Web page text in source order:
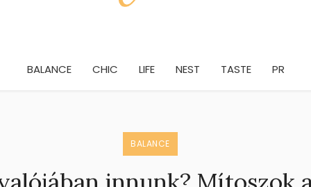
BALANCE CHIC LIFE NEST TASTE PR
BALANCE